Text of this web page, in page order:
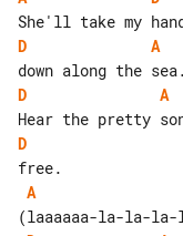
D
A
D
A
D
A